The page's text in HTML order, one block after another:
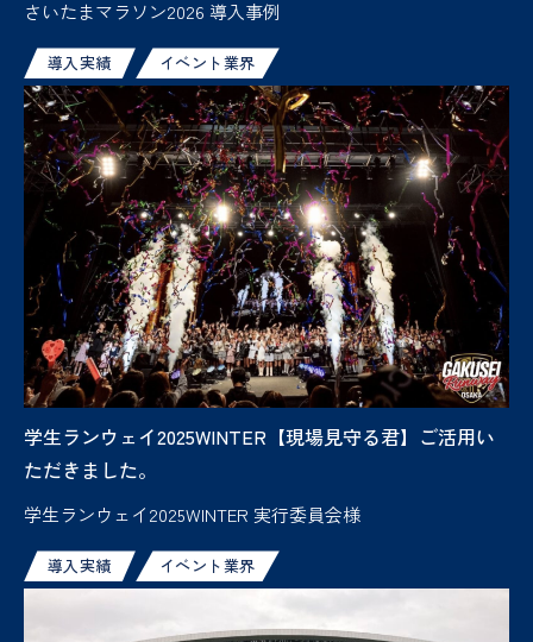
さいたまマラソン2026 導入事例
導入実績 イベント業界
学生ランウェイ2025WINTER【現場見守る君】ご活用い
ただきました。
学生ランウェイ2025WINTER 実行委員会様
導入実績 イベント業界